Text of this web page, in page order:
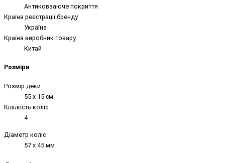
Антиковзаюче покриття
Країна реєстрації бренду
Україна
Країна виробник товару
Китай
Розміри
Розмір деки
55 х 15 см
Кількість коліс
4
Діаметр коліс
57 х 45 мм